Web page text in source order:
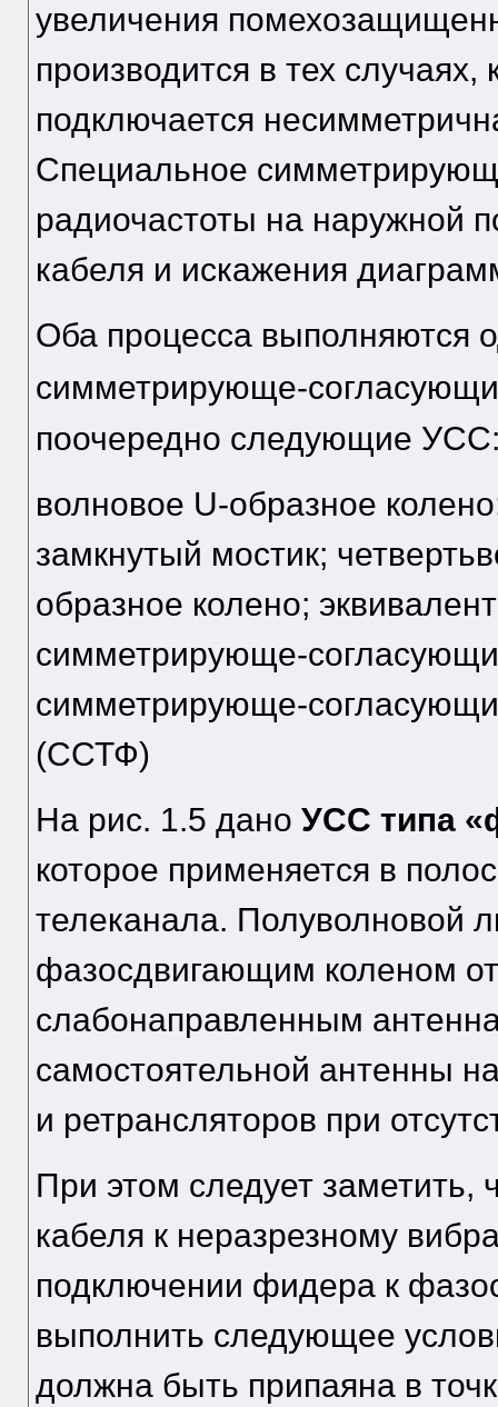
увеличения
производится в тех
подключается
Специальное
радиочастоты на наружной
кабеля и искажения
Оба процесса выполняются
симметрирующе-
поочередно следующие
волновое U-образное
замкнутый мостик;
образное колено;
симметрирующе-
симметрирующе-
(ССТФ)
На рис. 1.5 дано УСС типа
которое применяется в
телеканала. Полуволновой
фазосдвигающим коленом
слабонаправленным
самостоятельной антенны
и ретрансляторов при
При этом следует заметить,
кабеля к неразрезному
подключении фидера к
выполнить следующее
должна быть припаяна в